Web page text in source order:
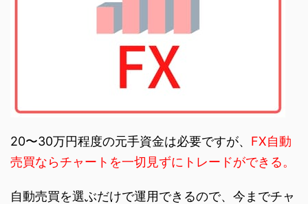
20〜30万円程度の元手資金は必要ですが、 FX自動
売買ならチャートを一切見ずにトレードができる。
自動売買を選ぶだけで運用できるので、今までチャ